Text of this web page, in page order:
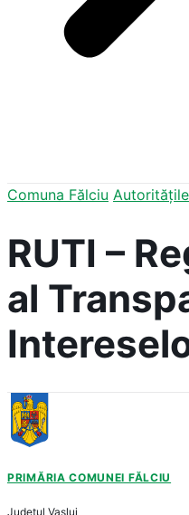
Comuna Fălciu
RUTI –
al
PRIMĂRIA COMUNEI FĂLCIU
Județul Vaslui